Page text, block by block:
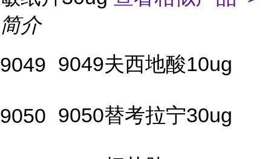
简介
9049 9049夫西地酸10ug
9050 9050替考拉宁30ug